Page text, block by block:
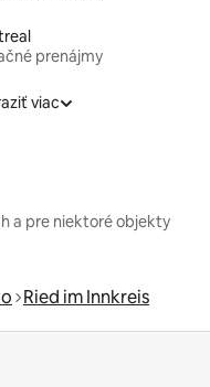
prenájmy
viac
a pre niektoré objekty
Ried im Innkreis